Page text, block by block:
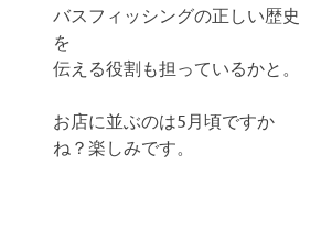
バスフィッシングの正しい歴史
を
伝える役割も担っているかと。
お店に並ぶのは5月頃ですか
ね？楽しみです。